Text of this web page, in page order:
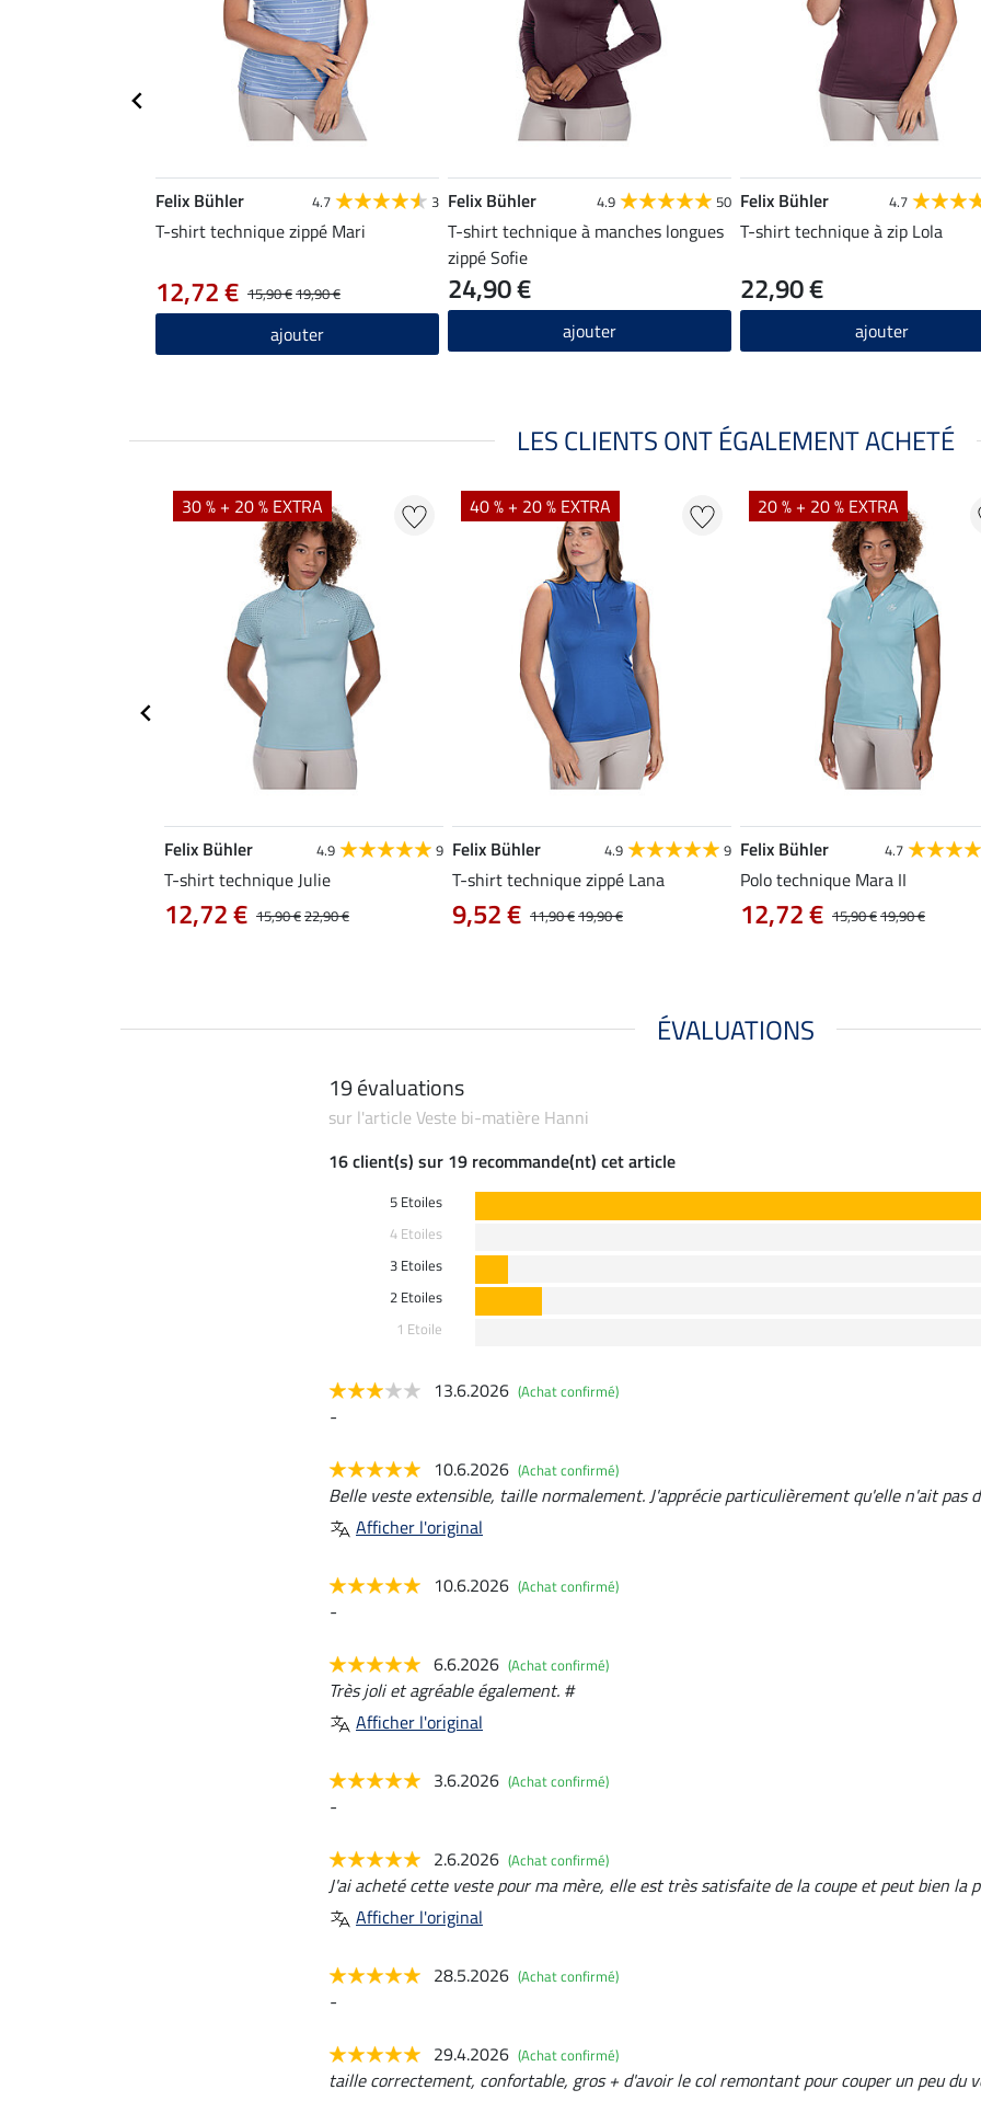
Felix Bühler 4.7 3
T-shirt technique zippé Mari
15,90 €19,90 €
12,72 €
ajouter
Felix Bühler 4.9 50
T-shirt technique à manches longues
zippé Sofie
24,90 €
ajouter
Felix Bühler 4.7
T-shirt technique à zip Lola
22,90 €
ajouter
LES CLIENTS ONT ÉGALEMENT ACHETÉ
30 % + 20 % EXTRA
Felix Bühler 4.9 9
T-shirt technique Julie
15,90 €22,90 €
12,72 €
40 % + 20 % EXTRA
Felix Bühler 4.9 9
T-shirt technique zippé Lana
11,90 €19,90 €
9,52 €
20 % + 20 % EXTRA
Felix Bühler 4.7
Polo technique Mara II
15,90 €19,90 €
12,72 €
ÉVALUATIONS
19 évaluations
sur l'article Veste bi-matière Hanni
16 client(s) sur 19 recommande(nt) cet article
5 Etoiles
4 Etoiles
3 Etoiles
2 Etoiles
1 Etoile
13.6.2026 (Achat confirmé)
-
10.6.2026 (Achat confirmé)
Belle veste extensible, taille normalement. J'apprécie particulièrement qu'elle n'ait pas
Afficher l'original
10.6.2026 (Achat confirmé)
-
6.6.2026 (Achat confirmé)
Très joli et agréable également. #
Afficher l'original
3.6.2026 (Achat confirmé)
-
2.6.2026 (Achat confirmé)
J'ai acheté cette veste pour ma mère, elle est très satisfaite de la coupe et peut bien la
Afficher l'original
28.5.2026 (Achat confirmé)
-
29.4.2026 (Achat confirmé)
taille correctement, confortable, gros + d'avoir le col remontant pour couper un peu du